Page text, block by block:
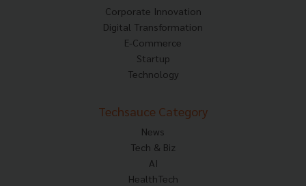
Corporate Innovation
Digital Transformation
E-Commerce
Startup
Technology
Techsauce Category
News
Tech & Biz
AI
HealthTech